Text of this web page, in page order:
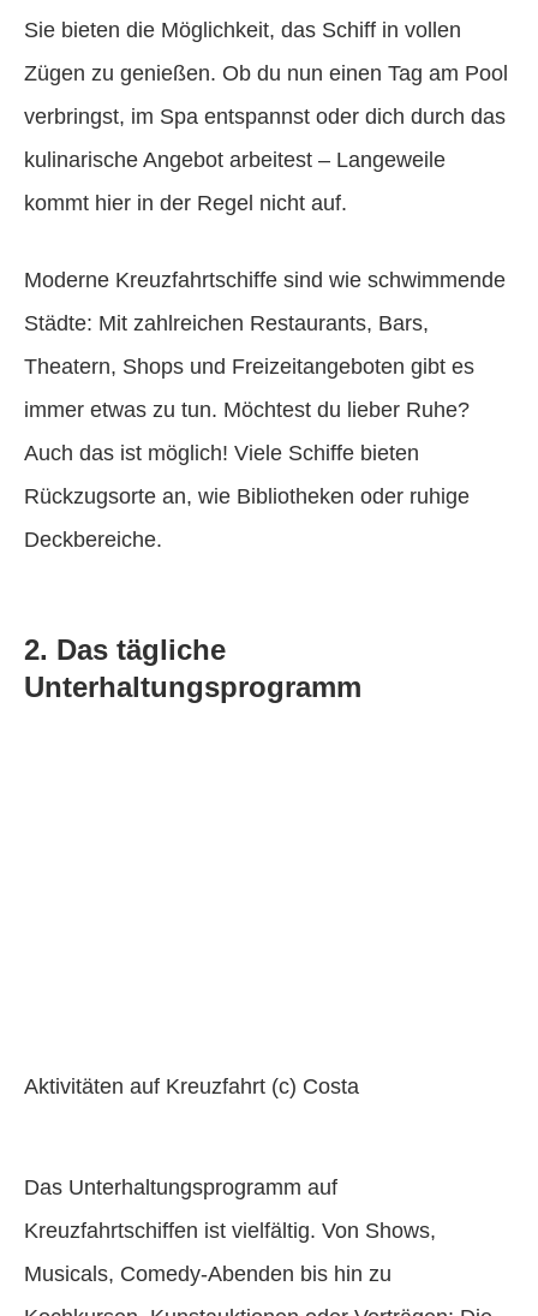
Sie bieten die Möglichkeit, das Schiff in vollen
Zügen zu genießen. Ob du nun einen Tag am Pool
verbringst, im Spa entspannst oder dich durch das
kulinarische Angebot arbeitest – Langeweile
kommt hier in der Regel nicht auf.
Moderne Kreuzfahrtschiffe sind wie schwimmende
Städte: Mit zahlreichen Restaurants, Bars,
Theatern, Shops und Freizeitangeboten gibt es
immer etwas zu tun. Möchtest du lieber Ruhe?
Auch das ist möglich! Viele Schiffe bieten
Rückzugsorte an, wie Bibliotheken oder ruhige
Deckbereiche.
2. Das tägliche
Unterhaltungsprogramm
Aktivitäten auf Kreuzfahrt (c) Costa
Das Unterhaltungsprogramm auf
Kreuzfahrtschiffen ist vielfältig. Von Shows,
Musicals, Comedy-Abenden bis hin zu